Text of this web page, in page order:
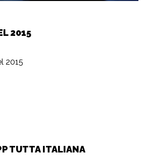
2015
2015
TUTTA ITALIANA